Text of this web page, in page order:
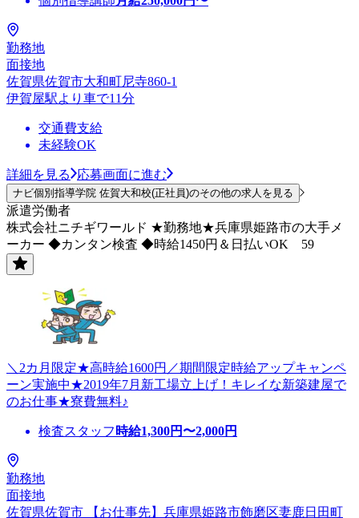
勤務地
面接地
佐賀県佐賀市大和町尼寺860-1
伊賀屋駅より車で11分
交通費支給
未経験OK
詳細を見る 応募画面に進む
ナビ個別指導学院 佐賀大和校(正社員)のその他の求人を見る
派遣労働者
株式会社ニチギワールド ★勤務地★兵庫県姫路市の大手メ
ーカー ◆カンタン検査 ◆時給1450円＆日払いOK 59
＼2カ月限定★高時給1600円／期間限定時給アップキャンペ
ーン実施中★2019年7月新工場立上げ！キレイな新築建屋で
のお仕事★寮費無料♪
検査スタッフ 時給1,300円〜2,000円
勤務地
面接地
佐賀県佐賀市 【お仕事先】兵庫県姫路市飾磨区妻鹿日田町